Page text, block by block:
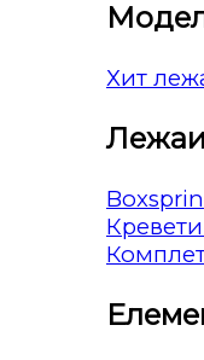
Хит
Кревети